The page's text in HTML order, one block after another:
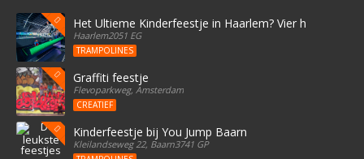
Het Ultieme Kinderfeestje in Haarlem? Vier het bij
Haarlem2051 EG
TRAMPOLINES
Graffiti feestje
Flevoparkweg, Amsterdam
CREATIEF
Kinderfeestje bij You Jump Baarn
Kleilandseweg 22, Baarn3741 GP